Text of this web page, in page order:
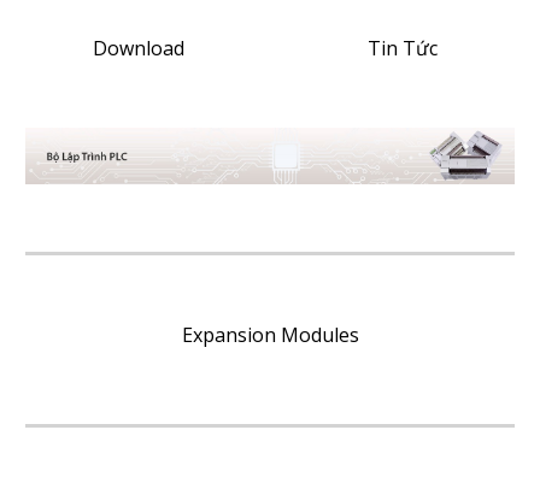
Download Tin Tức
Expansion Modules